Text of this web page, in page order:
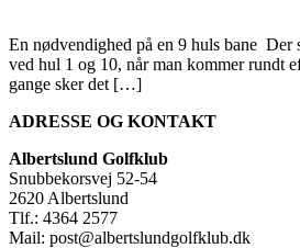
En nødvendighed på en 9 huls bane Der
ved hul 1 og 10, når man kommer rundt
gange sker det […]
ADRESSE OG KONTAKT
Albertslund Golfklub
Snubbekorsvej 52-54
2620 Albertslund
Tlf.: 4364 2577
Mail: post@albertslundgolfklub.dk